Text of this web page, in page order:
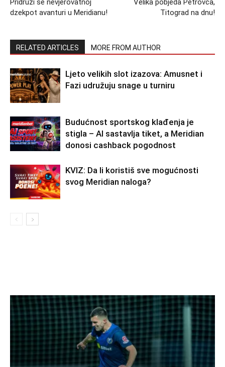
Pridruži se nevjerovatnoj
dzekpot avanturi u Meridianu!
Velika pobjeda Petrovca,
Titograd na dnu!
RELATED ARTICLES MORE FROM AUTHOR
Ljeto velikih slot izazova: Amusnet i
Fazi udružuju snage u turniru
Budućnost sportskog klađenja je
stigla – AI sastavlja tiket, a Meridian
donosi cashback pogodnost
KVIZ: Da li koristiš sve mogućnosti
svog Meridian naloga?